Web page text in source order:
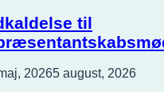
til
20265 august, 2026